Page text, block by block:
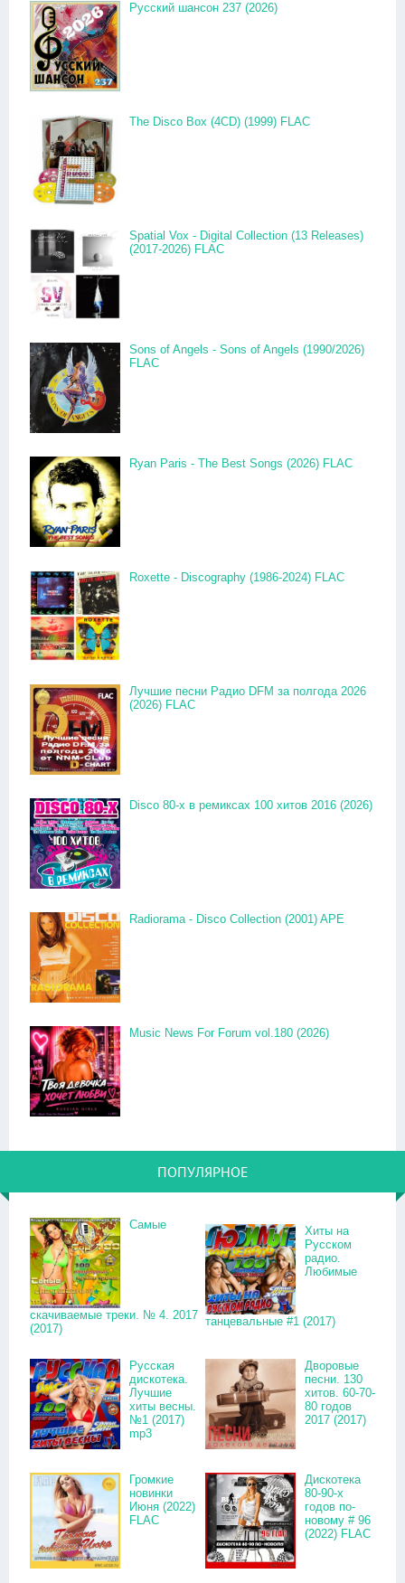
Русский шансон 237 (2026)
The Disco Box (4CD) (1999) FLAC
Spatial Vox - Digital Collection (13 Releases)
(2017-2026) FLAC
Sons of Angels - Sons of Angels (1990/2026)
FLAC
Ryan Paris - The Best Songs (2026) FLAC
Roxette - Discography (1986-2024) FLAC
Лучшие песни Радио DFM за полгода 2026
(2026) FLAC
Disco 80-x в ремиксах 100 хитов 2016 (2026)
Radiorama - Disco Collection (2001) APE
Music News For Forum vol.180 (2026)
ПОПУЛЯРНОЕ
Самые
скачиваемые треки. № 4. 2017
(2017)
Хиты на
Русском
радио.
Любимые
танцевальные #1 (2017)
Русская
дискотека.
Лучшие
хиты весны.
№1 (2017)
mp3
Дворовые
песни. 130
хитов. 60-70-
80 годов
2017 (2017)
Громкие
новинки
Июня (2022)
FLAC
Дискотека
80-90-х
годов по-
новому # 96
(2022) FLAC